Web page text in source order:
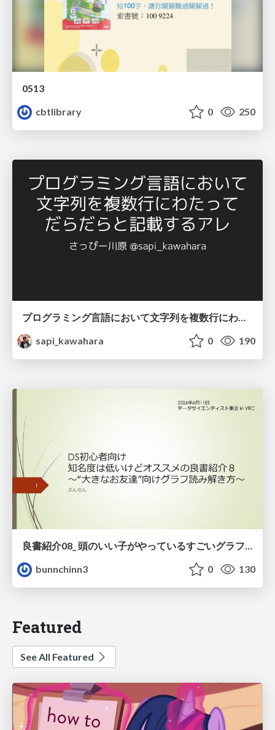
0513
cbtlibrary
0 250
sapi_kawahara
0 190
良書紹介08_ 頭のいい子がやっているすごいグラフの読み方
bunnchinn3
0 130
Featured
See All Featured